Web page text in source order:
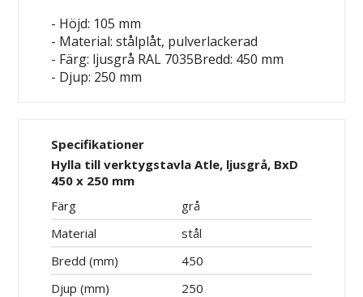
- Höjd: 105 mm
- Material: stålplåt, pulverlackerad
- Färg: ljusgrå RAL 7035Bredd: 450 mm
- Djup: 250 mm
Specifikationer
Hylla till verktygstavla Atle, ljusgrå, BxD
450 x 250 mm
Färg
grå
Material
stål
Bredd (mm)
450
Djup (mm)
250